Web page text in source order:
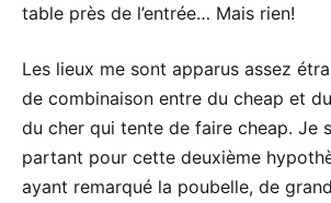
table près de l’entrée… Mais rien!
Les lieux me sont apparus assez
de combinaison entre du cheap et
du cher qui tente de faire cheap. Je
partant pour cette deuxième
ayant remarqué la poubelle, de